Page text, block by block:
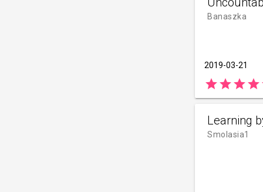
Banaszka
2019-03-21
starstarstarstar
Learning
Smolasia1